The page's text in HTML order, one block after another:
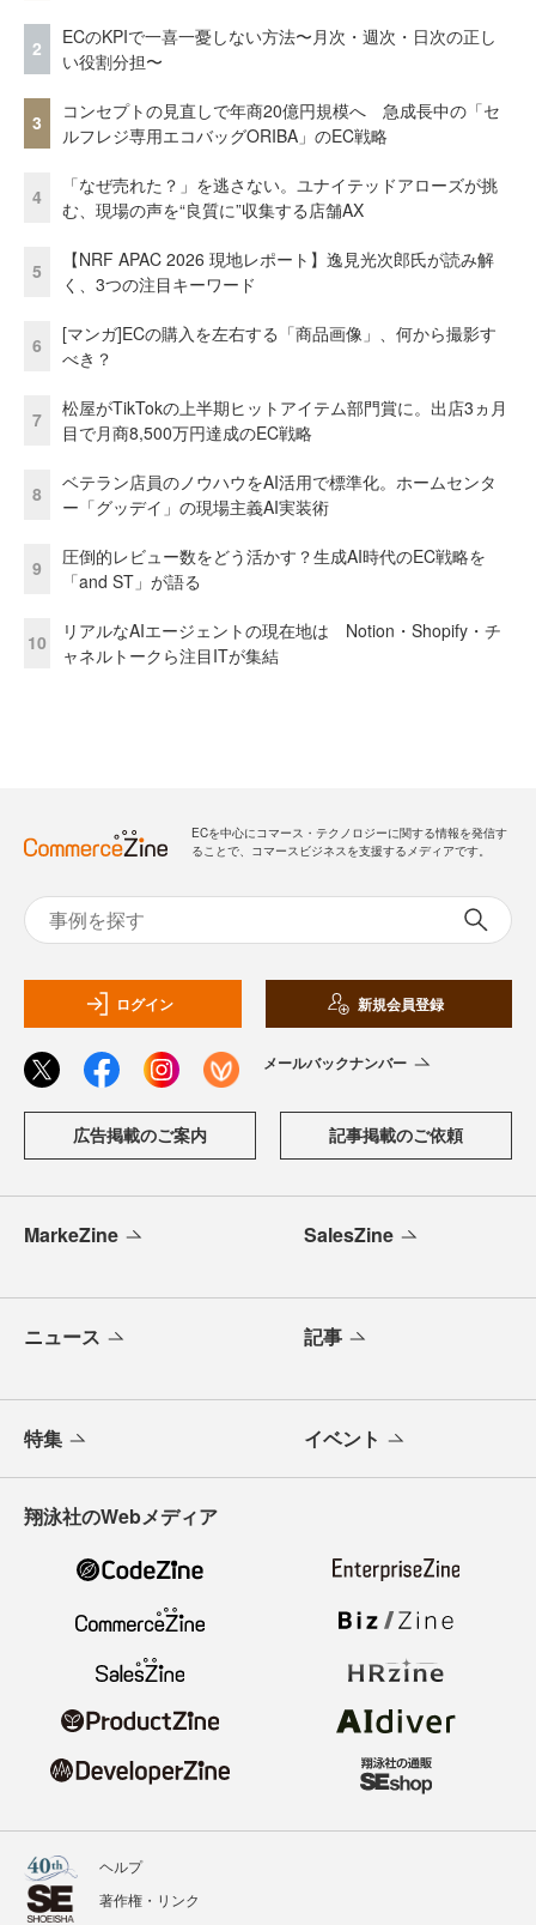
2
ECのKPIで一喜一憂しない方法〜月次・週次・日次の正し
い役割分担〜
3
コンセプトの見直しで年商20億円規模へ 急成長中の「セ
ルフレジ専用エコバッグORIBA」のEC戦略
4
「なぜ売れた？」を逃さない。ユナイテッドアローズが挑
む、現場の声を“良質に”収集する店舗AX
5
【NRF APAC 2026 現地レポート】逸見光次郎氏が読み解
く、3つの注目キーワード
6
[マンガ]ECの購入を左右する「商品画像」、何から撮影す
べき？
7
松屋がTikTokの上半期ヒットアイテム部門賞に。出店3ヵ月
目で月商8,500万円達成のEC戦略
8
ベテラン店員のノウハウをAI活用で標準化。ホームセンタ
ー「グッデイ」の現場主義AI実装術
9
圧倒的レビュー数をどう活かす？生成AI時代のEC戦略を
「and ST」が語る
10
リアルなAIエージェントの現在地は Notion・Shopify・チ
ャネルトークら注目ITが集結
ECを中心にコマース・テクノロジーに関する情報を発信す
ることで、コマースビジネスを支援するメディアです。
ログイン 新規会員登録
メールバックナンバー
広告掲載のご案内 記事掲載のご依頼
MarkeZine SalesZine
ニュース 記事
特集 イベント
翔泳社のWebメディア
ヘルプ
著作権・リンク